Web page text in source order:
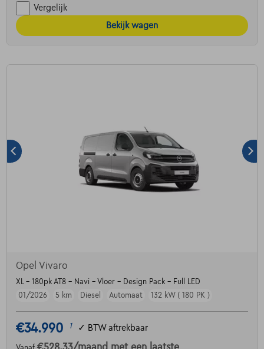
Vergelijk
Bekijk wagen
Opel Vivaro
XL - 180pk AT8 - Navi - Vloer - Design Pack - Full LED
01/2026
5 km Diesel Automaat 132 kW ( 180 PK )
€34.990 1 ✓ BTW aftrekbaar